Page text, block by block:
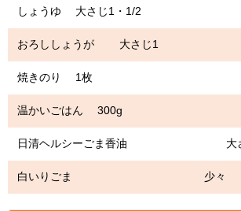
しょうゆ 大さじ1・1/2
おろししょうが 大さじ1
焼きのり 1枚
温かいごはん 300g
日清ヘルシーごま香油 大さ
白いりごま 少々